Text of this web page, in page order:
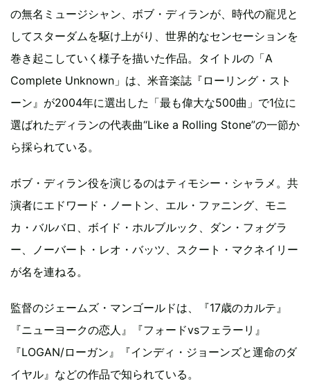
の無名ミュージシャン、ボブ・ディランが、時代の寵児と
してスターダムを駆け上がり、世界的なセンセーションを
巻き起こしていく様子を描いた作品。タイトルの「A
Complete Unknown」は、米音楽誌『ローリング・スト
ーン』が2004年に選出した「最も偉大な500曲」で1位に
選ばれたディランの代表曲“Like a Rolling Stone”の一節か
ら採られている。
ボブ・ディラン役を演じるのはティモシー・シャラメ。共
演者にエドワード・ノートン、エル・ファニング、モニ
カ・バルバロ、ボイド・ホルブルック、ダン・フォグラ
ー、ノーバート・レオ・バッツ、スクート・マクネイリー
が名を連ねる。
監督のジェームズ・マンゴールドは、『17歳のカルテ』
『ニューヨークの恋人』『フォードvsフェラーリ』
『LOGAN/ローガン』『インディ・ジョーンズと運命のダ
イヤル』などの作品で知られている。